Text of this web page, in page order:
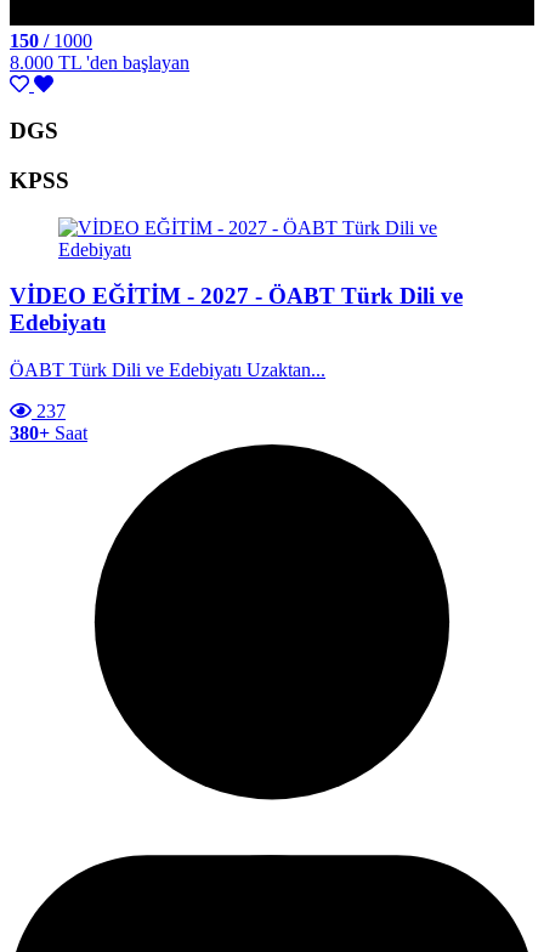
150 / 1000
8.000 TL 'den başlayan
DGS
KPSS
VİDEO EĞİTİM - 2027 - ÖABT Türk Dili ve
Edebiyatı
ÖABT Türk Dili ve Edebiyatı Uzaktan...
237
380+ Saat